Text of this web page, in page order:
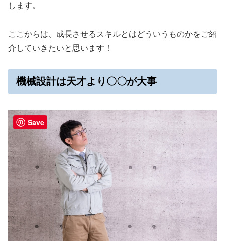
します。
ここからは、成長させるスキルとはどういうものかをご紹
介していきたいと思います！
機械設計は天才より〇〇が大事
Save